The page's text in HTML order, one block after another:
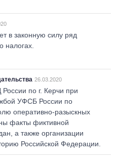
в законную силу ряд
налогах.
26.03.2020
по г. Керчи при
УФСБ России по
оперативно-разыскных
факты фиктивной
а также организации
Российской Федерации.